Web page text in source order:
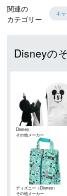
関連の
カテゴリー
キ
Disneyの
Disney
その他メーカー
ディズニー（Disney）
その他メーカー